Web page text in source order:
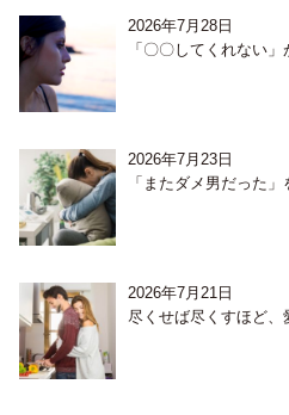
2026年7月28日
「〇〇してくれない
2026年7月23日
「またダメ男だった
2026年7月21日
尽くせば尽くすほど、